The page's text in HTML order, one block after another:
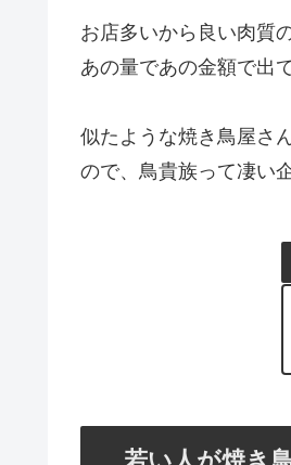
似たような焼き鳥屋さ
ので、鳥貴族って凄い
若い人が焼き
学生の頃ってそんなに